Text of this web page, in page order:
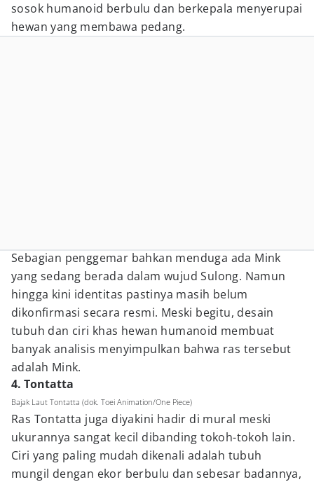
sosok humanoid berbulu dan berkepala menyerupai
hewan yang membawa pedang.
Sebagian penggemar bahkan menduga ada Mink
yang sedang berada dalam wujud Sulong. Namun
hingga kini identitas pastinya masih belum
dikonfirmasi secara resmi. Meski begitu, desain
tubuh dan ciri khas hewan humanoid membuat
banyak analisis menyimpulkan bahwa ras tersebut
adalah Mink.
4. Tontatta
Bajak Laut Tontatta (dok. Toei Animation/One Piece)
Ras Tontatta juga diyakini hadir di mural meski
ukurannya sangat kecil dibanding tokoh-tokoh lain.
Ciri yang paling mudah dikenali adalah tubuh
mungil dengan ekor berbulu dan sebesar badannya,